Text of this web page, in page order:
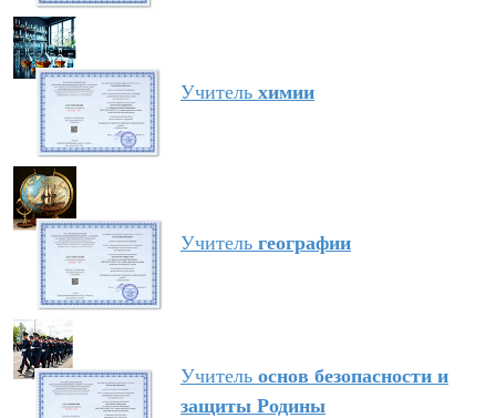
Учитель химии
Учитель географии
Учитель основ безопасности и
защиты Родины